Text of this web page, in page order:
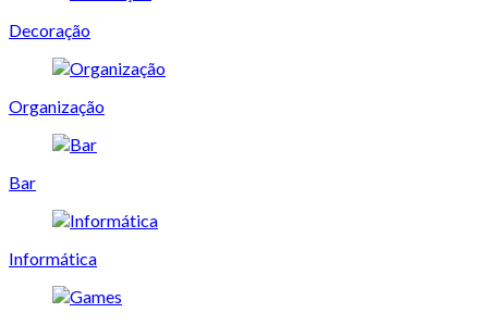
Decoração
Organização
Bar
Informática